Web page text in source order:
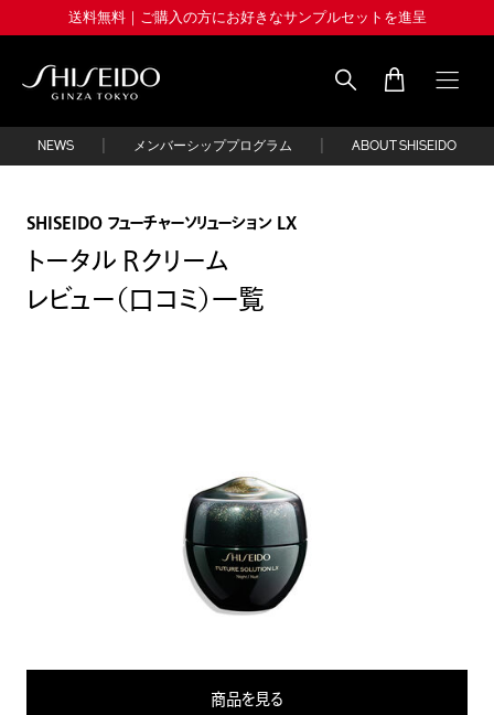
content
送料無料｜ご購入の方にお好きなサンプルセットを進呈
Shiseido
NEWS メンバーシッププログラム ABOUT SHISEIDO
SHISEIDO フューチャーソリューション LX
トータル Ｒクリーム
レビュー（口コミ）一覧
商品を見る